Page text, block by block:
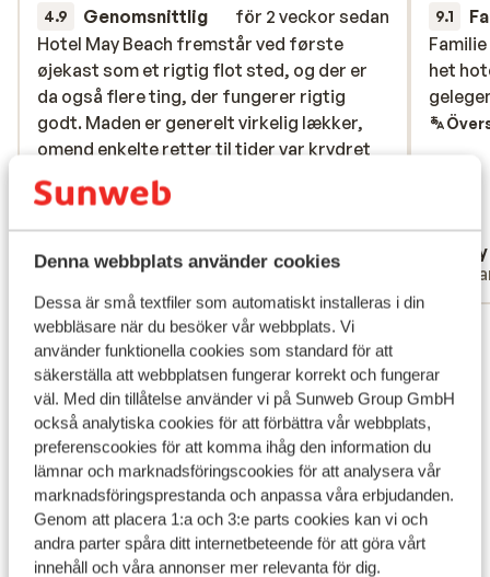
Denna webbplats använder cookies
Dessa är små textfiler som automatiskt installeras i din
webbläsare när du besöker vår webbplats. Vi
använder funktionella cookies som standard för att
säkerställa att webbplatsen fungerar korrekt och fungerar
väl. Med din tillåtelse använder vi på Sunweb Group GmbH
också analytiska cookies för att förbättra vår webbplats,
preferenscookies för att komma ihåg den information du
lämnar och marknadsföringscookies för att analysera vår
marknadsföringsprestanda och anpassa våra erbjudanden.
Genom att placera 1:a och 3:e parts cookies kan vi och
andra parter spåra ditt internetbeteende för att göra vårt
innehåll och våra annonser mer relevanta för dig.
4.9 Genomsnittlig
för 2 veckor sedan
Hotel May Beach fremstår ved første
øjekast som et rigtig flot sted, og der er
da også flere ting, der fungerer rigtig
godt. Maden er generelt virkelig lækker,
omend enkelte retter til tider var krydret
for meget. Poolområdet er super dejligt,
airconditionen på værelset fungerede
perfekt, og tjenestefolkene på gulvet
fortjener stor ros for at yde en fantastisk
bliver det samlede indtryk trukket
gevaldigt ned af en række ubehagelige
oplevelser og generelt dårlig ledelse. Da
rengøringen lagde et lagen på vores seng
med tydelige gule pletter, bad vi pænt om
et nyt, men blev mødt med enorm
modstand og en mistroisk tilgang fra
ledelsen, som absolut skulle ind på
værelset og tjekke det først. De ville ikke
engang røre ved lagenet selv, da de endelig
så det inde på værelset, hvilket var en
Hotel May Beach fremstår ved første
øjekast som et rigtig flot sted, og der er
da også flere ting, der fungerer rigtig
godt. Maden er generelt virkelig lækker,
omend enkelte retter til tider var krydret
for meget. Poolområdet er super dejligt,
airconditio...mer
Översätt till svenska
Victor Holtz
Partner
9.1
het
het
rony
Visa alla 127 omdömen
Läge
Visa på karta